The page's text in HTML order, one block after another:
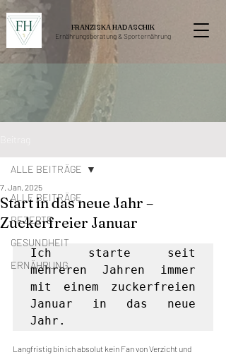
FRANZISKA HADASCHIK
Ernährungsberatung &Sporternährung
ALLE BEITRÄGE
REZEPTE
GESUNDHEIT
ERNÄHRUNG
ALLE BEITRÄGE
Start in das neue Jahr –
Zuckerfreier Januar
7. Jan. 2025
Ich starte seit
mehreren Jahren immer
mit einem zuckerfreien
Januar in das neue
Jahr.
Langfristig bin ich absolut kein Fan von Verzicht und